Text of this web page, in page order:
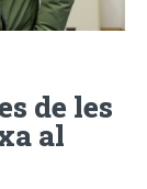
de les
al